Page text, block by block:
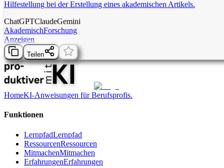
Hilfestellung bei der Erstellung eines akademischen Artikels.
ChatGPTClaudeGemini
AkademischForschung
Anzeigen
Teilen
HomeKI-Anweisungen für Berufsprofis.
Funktionen
LernpfadLernpfad
RessourcenRessourcen
MitmachenMitmachen
ErfahrungenErfahrungen